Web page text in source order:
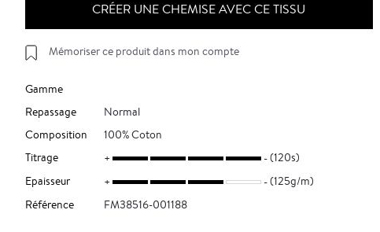
CRÉER UNE CHEMISE AVEC CE TISSU
Mémoriser ce produit dans mon compte
Gamme
Repassage
Normal
Composition
100% Coton
Titrage
(120s)
Epaisseur
(125g/m)
Référence
FM38516-001188